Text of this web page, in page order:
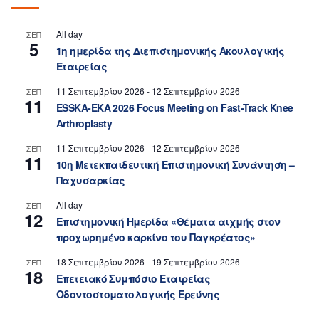
ΣΕΠ
5
All day
1η ημερίδα της Διεπιστημονικής Ακουλογικής
Εταιρείας
ΣΕΠ
11
11 Σεπτεμβρίου 2026 - 12 Σεπτεμβρίου 2026
ESSKA-EKA 2026 Focus Meeting on Fast-Track Knee
Arthroplasty
ΣΕΠ
11
11 Σεπτεμβρίου 2026 - 12 Σεπτεμβρίου 2026
10η Μετεκπαιδευτική Επιστημονική Συνάντηση –
Παχυσαρκίας
ΣΕΠ
12
All day
Επιστημονική Ημερίδα «Θέματα αιχμής στον
προχωρημένο καρκίνο του Παγκρέατος»
ΣΕΠ
18
18 Σεπτεμβρίου 2026 - 19 Σεπτεμβρίου 2026
Επετειακό Συμπόσιο Εταιρείας
Οδοντοστοματολογικής Ερεύνης